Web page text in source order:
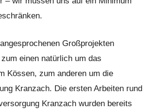
Großprojekten
einen natürlich um das
Kössen, zum anderen um die
Kranzach. Die ersten Arbeiten rund
Kranzach wurden bereits